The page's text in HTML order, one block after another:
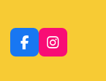
F
a
I
n